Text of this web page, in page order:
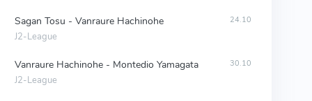
Sagan Tosu - Vanraure Hachinohe
J2-League
24.10
Vanraure Hachinohe - Montedio Yamagata
J2-League
30.10